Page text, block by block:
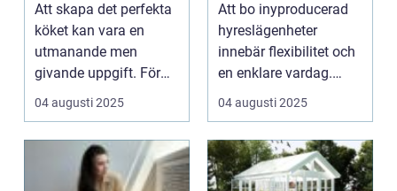
Att skapa det perfekta
köket kan vara en
utmanande men
givande uppgift. För
dem som bor i ...
04 augusti 2025
hos k-fastigheter
nyproduktion
Att bo inyproducerad
hyreslägenheter
innebär flexibilitet och
en enklare vardag.
Oavsett o...
04 augusti 2025